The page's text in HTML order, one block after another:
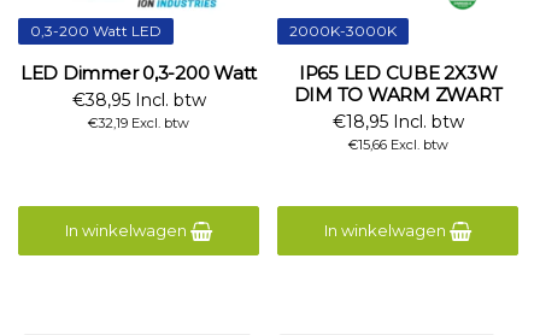
0,3-200 Watt LED
LED Dimmer 0,3-200 Watt
€38,95 Incl. btw
€32,19 Excl. btw
In winkelwagen
2000K-3000K
IP65 LED CUBE 2X3W
DIM TO WARM ZWART
€18,95 Incl. btw
€15,66 Excl. btw
In winkelwagen